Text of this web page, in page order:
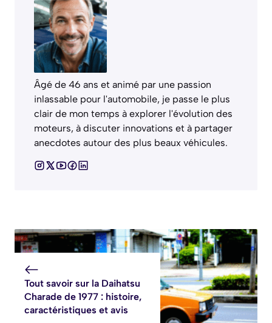
Âgé de 46 ans et animé par une passion
inlassable pour l'automobile, je passe le plus
clair de mon temps à explorer l'évolution des
moteurs, à discuter innovations et à partager
anecdotes autour des plus beaux véhicules.
Tout savoir sur la Daihatsu
Charade de 1977 : histoire,
caractéristiques et avis